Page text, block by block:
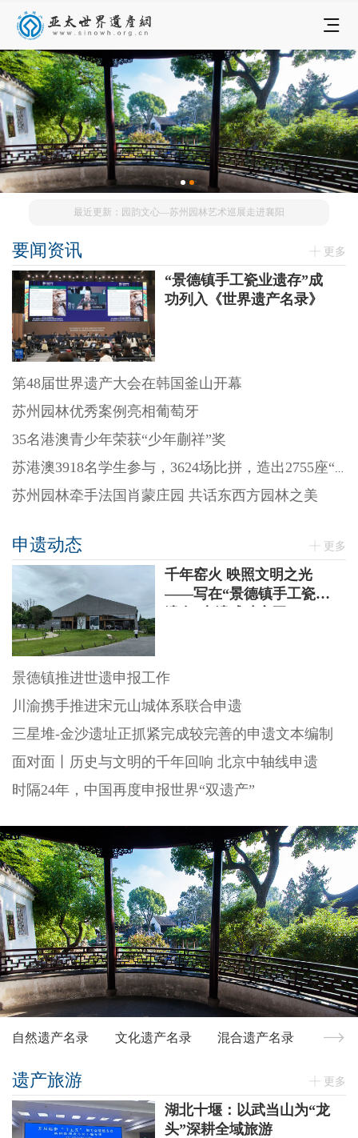
最近更新：园韵文心—苏州园林艺术巡展走进襄阳
要闻资讯 更多
“景德镇手工瓷业遗存”成
功列入《世界遗产名录》
第48届世界遗产大会在韩国釜山开幕
苏州园林优秀案例亮相葡萄牙
35名港澳青少年荣获“少年蒯祥”奖
苏港澳3918名学生参与，3624场比拼，造出2755座“迷你园林”
苏州园林牵手法国肖蒙庄园 共话东西方园林之美
申遗动态 更多
千年窑火 映照文明之光
——写在“景德镇手工瓷业
景德镇推进世遗申报工作
川渝携手推进宋元山城体系联合申遗
三星堆-金沙遗址正抓紧完成较完善的申遗文本编制
面对面丨历史与文明的千年回响 北京中轴线申遗
时隔24年，中国再度申报世界“双遗产”
自然遗产名录 文化遗产名录 混合遗产名录
遗产旅游 更多
湖北十堰：以武当山为“龙
头”深耕全域旅游